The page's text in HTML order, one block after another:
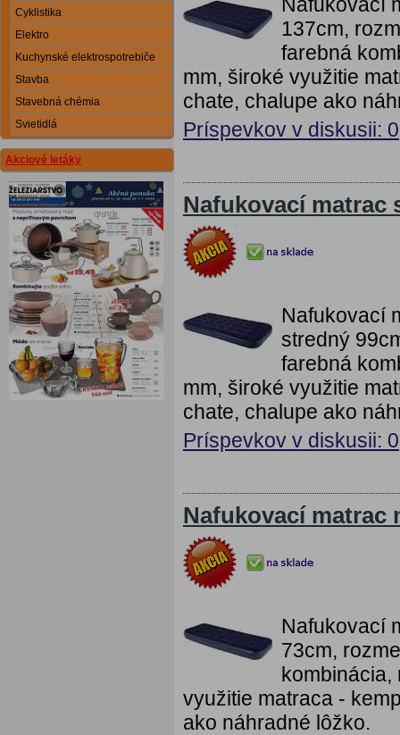
Cyklistika
Elektro
Kuchynské elektrospotrebiče
Stavba
Stavebná chémia
Svietidlá
Akciové letáky
137cm,
farebná
mm, široké využitie
chate, chalupe ako
Príspevkov v diskusii: 0
Nafukovací matrac
Nafukovací
stredný
farebná
mm, široké využitie
chate, chalupe ako
Príspevkov v diskusii: 0
Nafukovací matrac
Nafukovací
73cm,
kombinácia,
využitie matraca -
ako náhradné lôžko.